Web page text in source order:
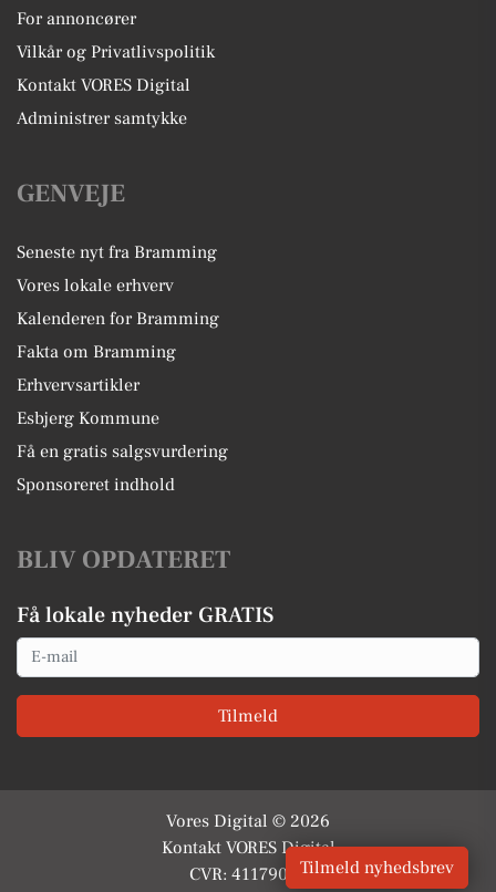
For annoncører
Vilkår og Privatlivspolitik
Kontakt VORES Digital
Administrer samtykke
GENVEJE
Seneste nyt fra Bramming
Vores lokale erhverv
Kalenderen for Bramming
Fakta om Bramming
Erhvervsartikler
Esbjerg Kommune
Få en gratis salgsvurdering
Sponsoreret indhold
BLIV OPDATERET
Få lokale nyheder GRATIS
Email
Tilmeld
Vores Digital © 2026
Kontakt VORES Digital
CVR: 41179082Tilmeld nyhedsbrev